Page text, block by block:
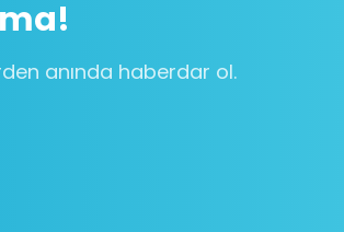
anında haberdar ol.